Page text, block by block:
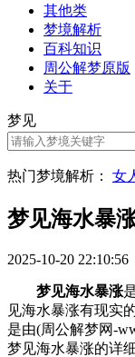
其他类
梦境解析
百科知识
周公解梦原版
关于
梦见
热门梦境解析： 女
梦见海水暴
2025-10-20 22:10:56
梦见海水暴涨
见海水暴涨有现实
是由(周公解梦网-
梦见海水暴涨的详